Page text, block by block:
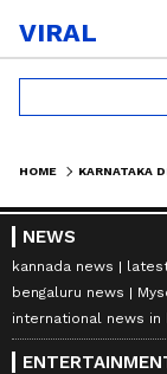
VIRAL
HOME KARNATAKA
NEWS
kannada news
bengaluru news
international news in